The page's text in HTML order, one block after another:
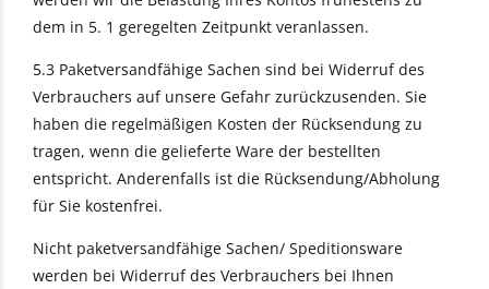
dem in 5. 1 geregelten Zeitpunkt veranlassen.
5.3 Paketversandfähige Sachen sind bei Widerruf des
Verbrauchers auf unsere Gefahr zurückzusenden. Sie
haben die regelmäßigen Kosten der Rücksendung zu
tragen, wenn die gelieferte Ware der bestellten
entspricht. Anderenfalls ist die Rücksendung/Abholung
für Sie kostenfrei.
Nicht paketversandfähige Sachen/ Speditionsware
werden bei Widerruf des Verbrauchers bei Ihnen